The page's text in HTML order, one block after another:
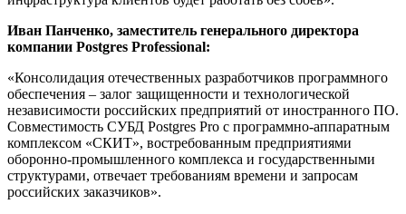
Иван Панченко, заместитель генерального директора
компании Postgres Professional:
«Консолидация отечественных разработчиков программного
обеспечения – залог защищенности и технологической
независимости российских предприятий от иностранного ПО.
Совместимость СУБД Postgres Pro с программно-аппаратным
комплексом «СКИТ», востребованным предприятиями
оборонно-промышленного комплекса и государственными
структурами, отвечает требованиям времени и запросам
российских заказчиков».